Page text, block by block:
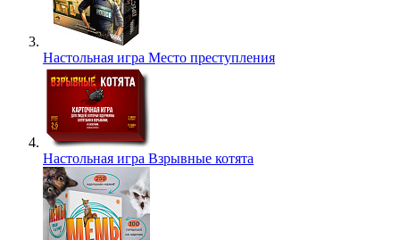
Настольная игра Место преступления
Настольная игра Взрывные котята